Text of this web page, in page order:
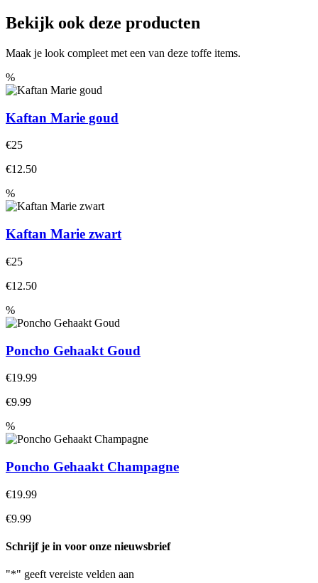
Bekijk ook deze producten
Maak je look compleet met een van deze toffe items.
%
Kaftan Marie goud
€25
€12.50
%
Kaftan Marie zwart
€25
€12.50
%
Poncho Gehaakt Goud
€19.99
€9.99
%
Poncho Gehaakt Champagne
€19.99
€9.99
Schrijf je in voor onze nieuwsbrief
"*" geeft vereiste velden aan